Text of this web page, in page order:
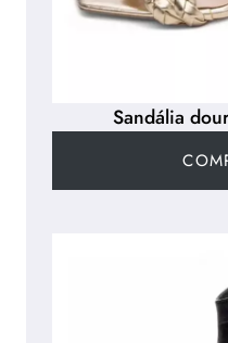
Sandália